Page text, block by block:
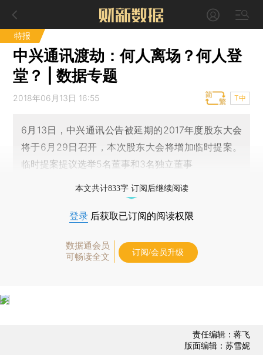
特报
中兴通讯渡劫：何人离场？何人登
堂？ | 数据专题
2018年06月13日 16:55 T中
6月13日，中兴通讯公告被延期的2017年度股东大会
将于6月29日召开，本次股东大会将增加临时提案。
临时提案提议选举5名董事和3名独立董事
本文共计833字 订阅后继续阅读
登录 后获取已订阅的阅读权限
数据通会员
可畅读全文
订阅/会员升级
责任编辑：蒋飞
版面编辑：苏雪妮